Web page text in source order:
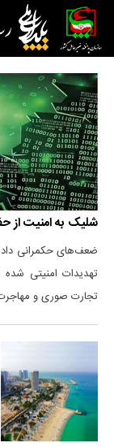
شلیک به امنیت از
ضعف‌های حکمرانی
تهدیدات امنیتی
تجارت صوری و